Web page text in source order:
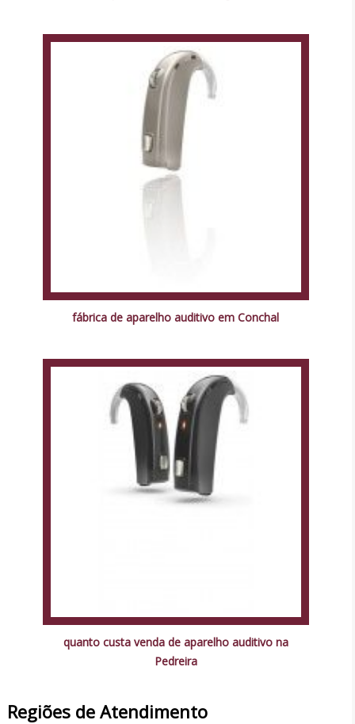
fábrica de aparelho auditivo em Conchal
quanto custa venda de aparelho auditivo na
Pedreira
Regiões de Atendimento